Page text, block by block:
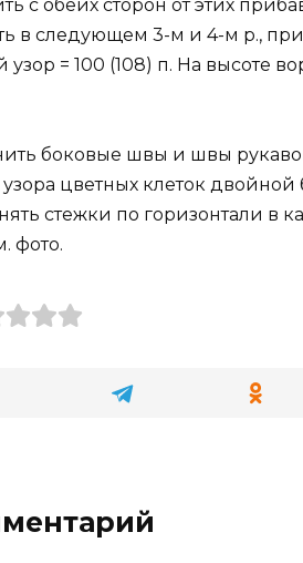
с обеих сторон от этих
в следующем 3-м и 4-м р.,
= 100 (108) п. На высоте
боковые швы и швы
цветных клеток
стежки по горизонтали в
фото.